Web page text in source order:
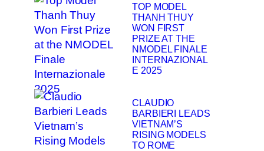
TOP MODEL
THANH THUY
WON FIRST
PRIZE AT THE
NMODEL FINALE
INTERNAZIONAL
E 2025
CLAUDIO
BARBIERI LEADS
VIETNAM’S
RISING MODELS
TO ROME